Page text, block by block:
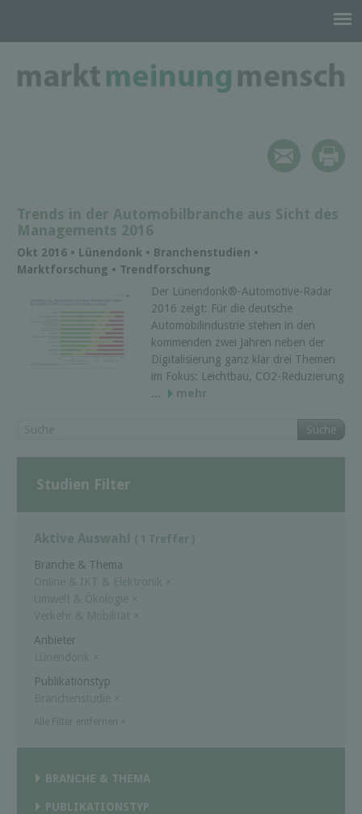
Trends in der Automobilbranche aus Sicht des
Managements 2016
Okt 2016 • Lünendonk • Branchenstudien •
Marktforschung • Trendforschung
Der Lünendonk®-Automotive-Radar
2016 zeigt: Für die deutsche
Automobilindustrie stehen in den
kommenden zwei Jahren neben der
Digitalisierung ganz klar drei Themen
im Fokus: Leichtbau, CO2-Reduzierung
...
mehr
Suche
Studien Filter
Aktive Auswahl ( 1 Treffer )
Branche & Thema
Online & IKT & Elektronik ×
Umwelt & Ökologie ×
Verkehr & Mobilität ×
Anbieter
Lünendonk ×
Publikationstyp
Branchenstudie ×
BRANCHE & THEMA
PUBLIKATIONSTYP